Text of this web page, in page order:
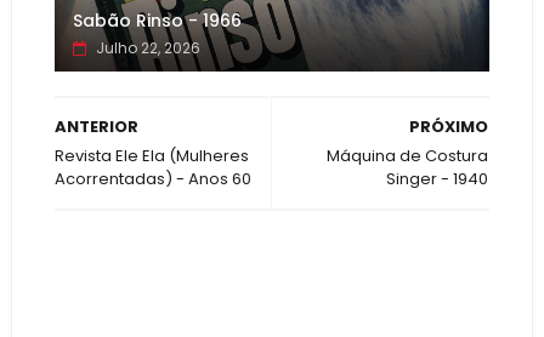
Sabão Rinso - 1966
Julho 22, 2026
PRÓXIMO
Máquina de Costura
Singer - 1940
ANTERIOR
Revista Ele Ela (Mulheres
Acorrentadas) - Anos 60